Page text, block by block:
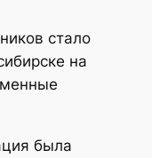
стало
на
была